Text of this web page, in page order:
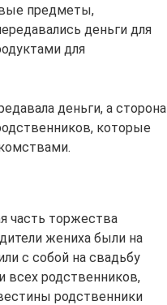
предметы,
деньги для
для
деньги, а сторона
которые
часть торжества
жениха были на
с собой на свадьбу
всех родственников,
родственники